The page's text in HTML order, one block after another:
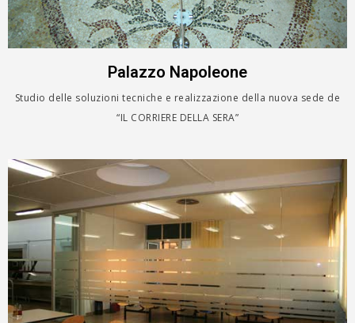
Palazzo Napoleone
Studio delle soluzioni tecniche e realizzazione della nuova sede de
“IL CORRIERE DELLA SERA”